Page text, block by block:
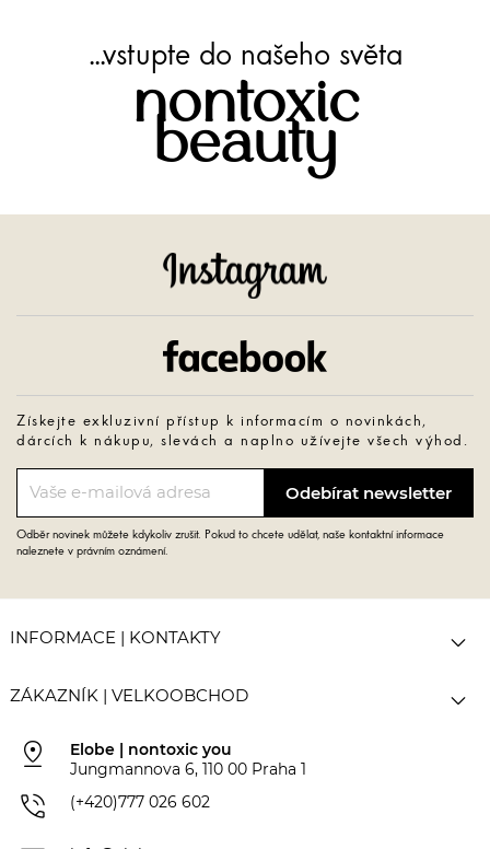
...vstupte do našeho světa
nontoxic
beauty
Získejte exkluzivní přístup k informacím o novinkách,
dárcích k nákupu, slevách a naplno užívejte všech výhod.
Odběr novinek můžete kdykoliv zrušit. Pokud to chcete udělat, naše kontaktní informace
naleznete v právním oznámení.
INFORMACE | KONTAKTY 
ZÁKAZNÍK | VELKOOBCHOD 
pin_drop
Elobe | nontoxic you
Jungmannova 6, 110 00 Praha 1
phone_in_talk (+420)777 026 602